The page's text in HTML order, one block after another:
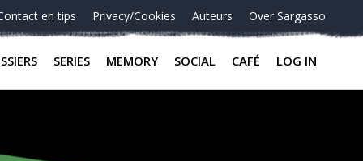
en tips Privacy/Cookies Auteurs Over Sargasso
SERIES MEMORY SOCIAL CAFÉ LOG IN